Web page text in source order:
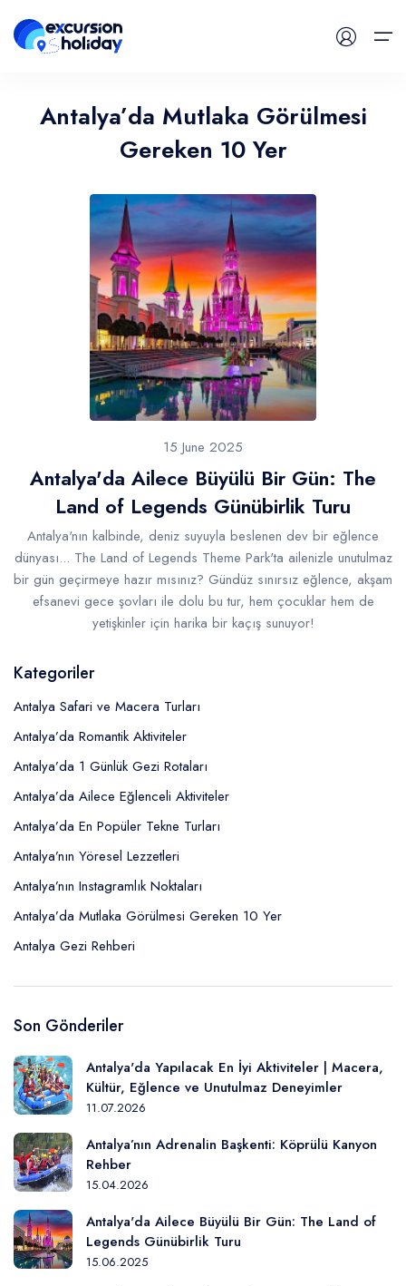
Günlük Turlar
Antalya’da Mutlaka Görülmesi
Gereken 10 Yer
15 June 2025
Antalya'da Ailece Büyülü Bir Gün: The
Land of Legends Günübirlik Turu
Antalya'nın kalbinde, deniz suyuyla beslenen dev bir eğlence
dünyası... The Land of Legends Theme Park'ta ailenizle unutulmaz
bir gün geçirmeye hazır mısınız? Gündüz sınırsız eğlence, akşam
efsanevi gece şovları ile dolu bu tur, hem çocuklar hem de
yetişkinler için harika bir kaçış sunuyor!
Kategoriler
Antalya Safari ve Macera Turları
Antalya’da Romantik Aktiviteler
Antalya’da 1 Günlük Gezi Rotaları
Antalya’da Ailece Eğlenceli Aktiviteler
Antalya’da En Popüler Tekne Turları
Antalya’nın Yöresel Lezzetleri
Antalya’nın Instagramlık Noktaları
Antalya’da Mutlaka Görülmesi Gereken 10 Yer
Antalya Gezi Rehberi
Son Gönderiler
Antalya'da Yapılacak En İyi Aktiviteler | Macera,
Kültür, Eğlence ve Unutulmaz Deneyimler
11.07.2026
Antalya’nın Adrenalin Başkenti: Köprülü Kanyon
Rehber
15.04.2026
Antalya'da Ailece Büyülü Bir Gün: The Land of
Legends Günübirlik Turu
15.06.2025